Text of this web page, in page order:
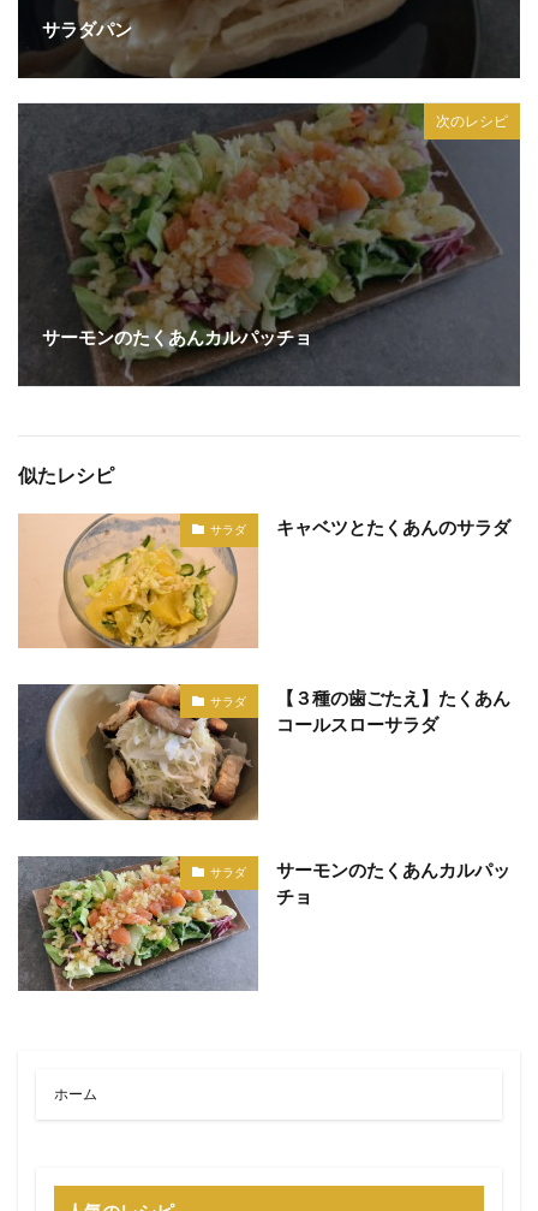
サラダパン
次のレシピ
サーモンのたくあんカルパッチョ
似たレシピ
サラダ キャベツとたくあんのサラダ
サラダ
【３種の歯ごたえ】たくあん
コールスローサラダ
サラダ
サーモンのたくあんカルパッ
チョ
ホーム